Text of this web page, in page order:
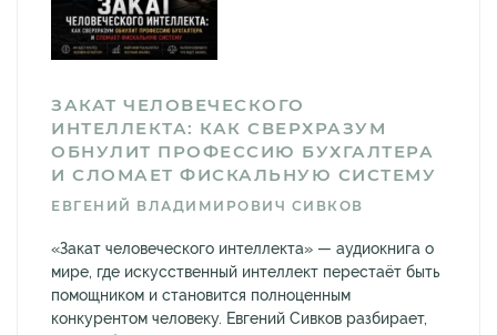
ЗАКАТ ЧЕЛОВЕЧЕСКОГО
ИНТЕЛЛЕКТА: КАК СВЕРХРАЗУМ
ОБНУЛИТ ПРОФЕССИЮ БУХГАЛТЕРА
И СЛОМАЕТ ФИСКАЛЬНУЮ СИСТЕМУ
ЕВГЕНИЙ ВЛАДИМИРОВИЧ СИВКОВ
«Закат человеческого интеллекта» — аудиокнига о
мире, где искусственный интеллект перестаёт быть
помощником и становится полноценным
конкурентом человеку. Евгений Сивков разбирает,